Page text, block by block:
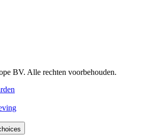
BV. Alle rechten voorbehouden.